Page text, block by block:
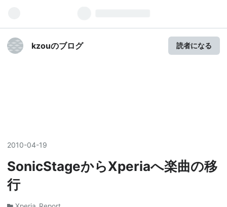
kzouのブログ 読者になる
2010-04-19
SonicStageからXperiaへ楽曲の移
行